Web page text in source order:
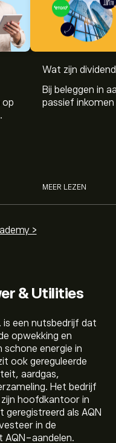
& Utilities
is een nutsbedrijf dat
opwekking en
schone energie in
ook gereguleerde
aardgas,
Het bedrijf
hoofdkantoor in
geregistreerd als AQN
in de
AQN-aandelen.
op
Wat zijn
Bij beleggen in
passief
MEER LEZEN
>